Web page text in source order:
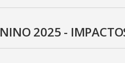
2025 -